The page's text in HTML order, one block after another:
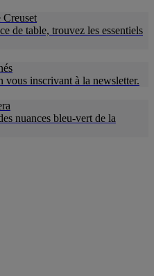
Creuset
de table, trouvez les essentiels
vous inscrivant à la newsletter.
nuances bleu-vert de la